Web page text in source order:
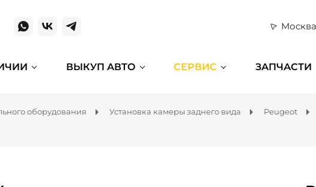
Москва
ВЫКУП АВТО СЕРВИС ЗАПЧАСТИ
оборудования Установка камеры заднего вида Peugeot